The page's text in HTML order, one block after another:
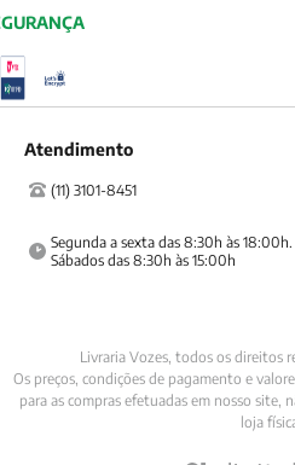
Atendimento
(11) 3101-8451
Segunda a sexta das 8:30h às 18:00h.
Sábados das 8:30h às 15:00h
Livraria Vozes, todos os direitos
Os preços, condições de pagamento e
para as compras efetuadas em nosso site,
loja